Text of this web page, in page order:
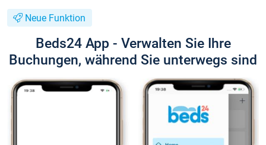
Neue Funktion
Beds24 App - Verwalten Sie Ihre
Buchungen, während Sie unterwegs sind